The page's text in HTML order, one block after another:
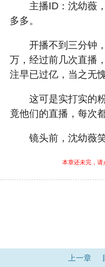
主播ID：沈幼薇
多多。
开播不到三分钟
万，经过前几次直播
注早已过亿，当之无
这可是实打实的
竟他们的直播，每次
镜头前，沈幼薇
本章还未完，请
上一章